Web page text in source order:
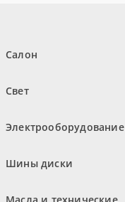
Салон
Свет
Электрооборудование
Шины диски